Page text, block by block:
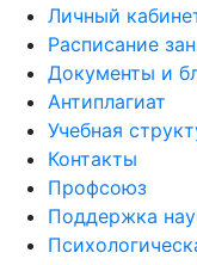
Личный
Расписание
Документы и
Антиплагиат
Учебная
Контакты
Профсоюз
Поддержка